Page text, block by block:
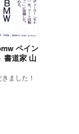
ペイン
書道家 山
ました！